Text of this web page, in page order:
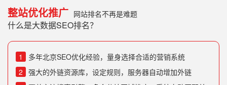
整站优化推广 网站排名不再是难题
什么是大数据SEO排名？
1
多年北京SEO优化经验，量身选择合适的营销系统
2 强大的外链资源库，设定规则，服务器自动增加外链